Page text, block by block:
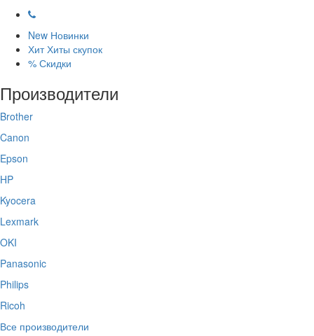
New Новинки
Хит Хиты скупок
% Скидки
Производители
Brother
Canon
Epson
HP
Kyocera
Lexmark
OKI
Panasonic
Philips
Ricoh
Все производители